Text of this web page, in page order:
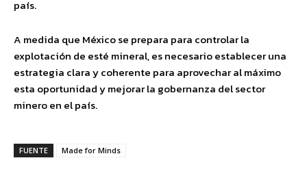
país.
A medida que México se prepara para controlar la
explotación de esté mineral, es necesario establecer una
estrategia clara y coherente para aprovechar al máximo
esta oportunidad y mejorar la gobernanza del sector
minero en el país.
FUENTE Made for Minds